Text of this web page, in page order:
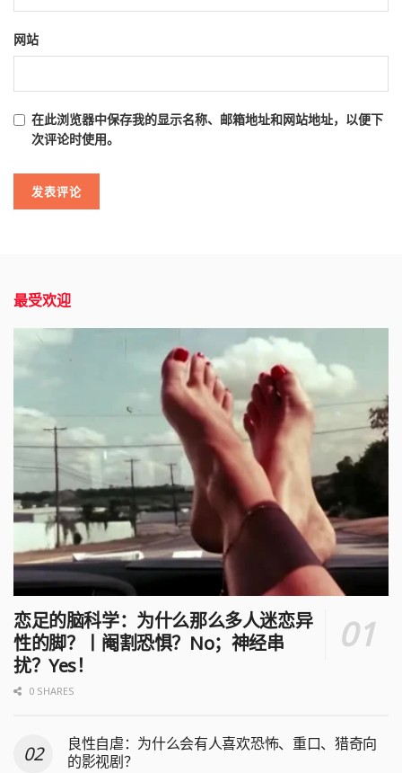
网站
在此浏览器中保存我的显示名称、邮箱地址和网站地址，以便下
次评论时使用。
最受欢迎
恋足的脑科学：为什么那么多人迷恋异
性的脚？丨阉割恐惧？No；神经串
扰？Yes！
0 SHARES
良性自虐：为什么会有人喜欢恐怖、重口、猎奇向
的影视剧？